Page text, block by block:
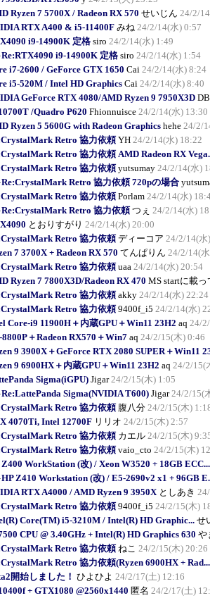
Ryzen 7 5700X / Radeon RX 570 せいじん 24/2/
RTX A400 & i5-11400F みね 24/2/14(水) 0:57
i9-14900K 定格 siro 24/2/14(水) 1:49
Re:RTX4090 i9-14900K 定格 siro 24/2/14(水) 1:54
i7-2600 / GeForce GTX 1650 Cai 24/2/14(水) 8:24
i5-520M / Intel HD Graphics Cai 24/2/14(水) 8:40
GeForce RTX 4080/AMD Ryzen 9 7950X3DDB
/Quadro P620 Fhionnuisce 24/2/14(水) 13:30
Ryzen 5 5600G with Radeon Graphics hehe 24/2/
Retro 協力依頼 YH 24/2/14(水) 18:22
Retro 協力依頼 AMD Radeon RX
Retro 協力依頼 yutsumay 24/2/14(水)
Re:CrystalMark Retro 協力依頼 720pの場合
Retro 協力依頼 Porlam 24/2/14(水)
Re:CrystalMark Retro 協力依頼 つぇ 24/2/14(水)
とおりすがり 24/2/14(水) 20:00
Retro 協力依頼 ディーコア 24/2/14(水
7 3700X + Radeon RX 570 てんぱりん 24/2/14(
Retro 協力依頼 uaa 24/2/14(水) 20:54
Ryzen 7 7800X3D/Radeon RX 470 MS startに載
Retro 協力依頼 akky 24/2/14(水) 22:24
Retro 協力依頼 9400f_i5 24/2/14(水)
Core-i9 11900H＋内蔵GPU＋Win11 23H2 aq 24/
8800P＋Radeon RX570＋Win7 aq 24/2/15(木) 0:46
9 3900X＋GeForce RTX 2080 SUPER＋Win11
9 6900HX＋内蔵GPU＋Win11 23H2 aq 24/2/15(
Sigma(iGPU)Jigar 24/2/15(木) 1:05
Re:LattePanda Sigma(NVIDIA T600) Jigar 24/2/15(
Retro 協力依頼 腹八分 24/2/15(木)
4070Ti, Intel 12700F リリオ 24/2/15(木) 2:57
Retro 協力依頼 カエル 24/2/15(木)
Retro 協力依頼 vaio_cto 24/2/15(木)
Z400 WorkStation (改) / Xeon W3520 + 18GB ECC...
HP Z410 Workstation (改) / E5-2690v2 x1 + 96GB
RTX A4000 / AMD Ryzen 9 3950X としあき
Retro 協力依頼 9400f_i5 24/2/15(木)
Core(TM) i5-3210M / Intel(R) HD Graphic...せ
CPU @ 3.40GHz + Intel(R) HD Graphics 630 や
Retro 協力依頼 ねこ 24/2/15(木) 20:26
Retro 協力依頼(Ryzen 6900HX + Rad...
開始しました！ ひよひよ 24/2/17(土) 12:16
+ GTX1080 @2560x1440 匿名 24/2/17(土)